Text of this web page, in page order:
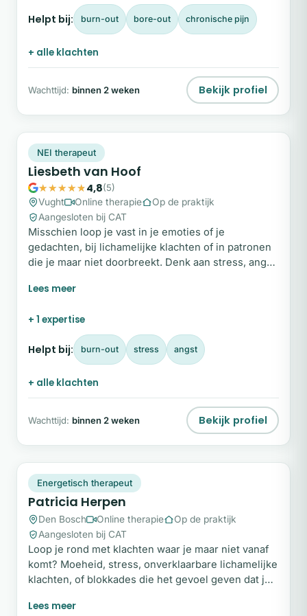
lichaamswerk.
Helpt bij: burn-out bore-out chronische pijn
+ alle klachten
Wachttijd: binnen 2 weken Bekijk profiel
Plek beschikbaar
NEI therapeut
Liesbeth van Hoof
4,8(5)
Vught
Online therapie
Op de praktijk
Aangesloten bij CAT
Misschien loop je vast in je emoties of je
gedachten, bij lichamelijke klachten of in patronen
die je maar niet doorbreekt. Denk aan stress, angst,
oorzaak), moeite met beslissingen nemen, of als je
precies weet wat. Ik ben Liesbeth, NEI-therapeut.
Met NEI kom je snel tot de kern, zonder eindeloze
praatsessies.
+ 1 expertise
Helpt bij: burn-out stress angst
+ alle klachten
Wachttijd: binnen 2 weken Bekijk profiel
PH
Plek beschikbaar
Energetisch therapeut
Patricia Herpen
Den Bosch Online therapie
Op de praktijk
Aangesloten bij CAT
Loop je rond met klachten waar je maar niet vanaf
komt? Moeheid, stress, onverklaarbare lichamelijke
klachten, of blokkades die het gevoel geven dat je
mensen die bij mij aankloppen voelen dat er iets is